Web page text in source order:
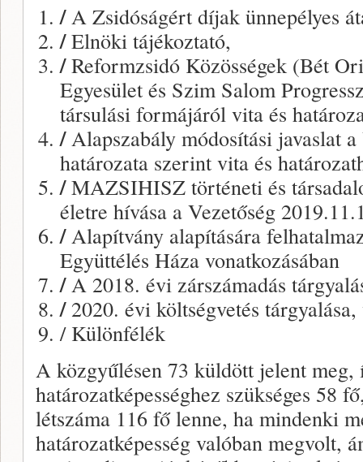
/A Zsidóságért díjak ünnepélyes
/Elnöki tájékoztató,
/Reformzsidó Közösségek (Bét
Egyesület és Szim Salom
társulási formájáról vita és
/Alapszabály módosítási javaslat
határozata szerint vita és
/MAZSIHISZ történeti és
életre hívása a Vezetőség
/Alapítvány alapítására
Együttélés Háza vonatkozásában
/A 2018. évi zárszámadás
/2020. évi költségvetés
/ Különfélék
A közgyűlésen 73 küldött jelent meg,
határozatképességhez szükséges 58
létszáma 116 fő lenne, ha mindenki
határozatképesség valóban megvolt,